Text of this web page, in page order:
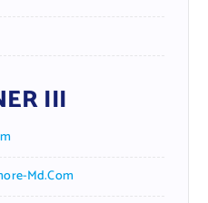
III
Md.com